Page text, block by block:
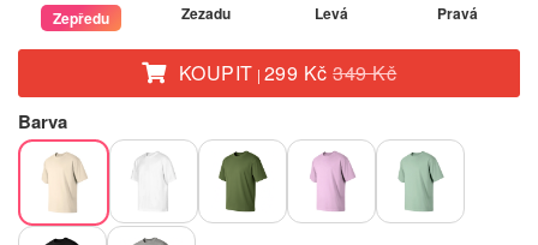
Zepředu Zezadu Levá Pravá
KOUPIT | 299 Kč349 Kč
Barva